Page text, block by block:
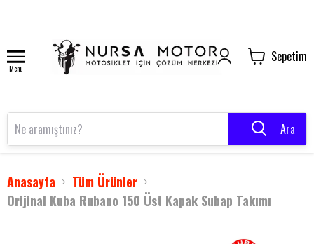
Menu
Sepetim
Ara
Anasayfa
Tüm Ürünler
Orijinal Kuba Rubano 150 Üst Kapak Subap Takımı